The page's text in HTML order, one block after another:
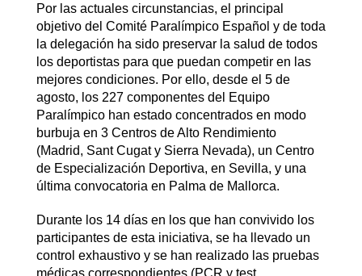
Por las actuales circunstancias, el principal
objetivo del Comité Paralímpico Español y de toda
la delegación ha sido preservar la salud de todos
los deportistas para que puedan competir en las
mejores condiciones. Por ello, desde el 5 de
agosto, los 227 componentes del Equipo
Paralímpico han estado concentrados en modo
burbuja en 3 Centros de Alto Rendimiento
(Madrid, Sant Cugat y Sierra Nevada), un Centro
de Especialización Deportiva, en Sevilla, y una
última convocatoria en Palma de Mallorca.
Durante los 14 días en los que han convivido los
participantes de esta iniciativa, se ha llevado un
control exhaustivo y se han realizado las pruebas
médicas correspondientes (PCR y test